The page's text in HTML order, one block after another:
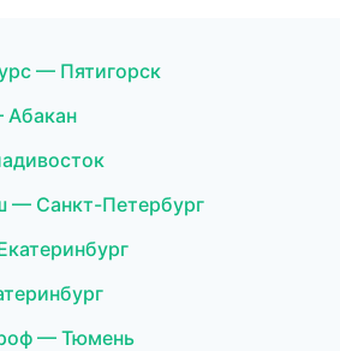
— Пятигорск
— Санкт-Петербург
— Тюмень